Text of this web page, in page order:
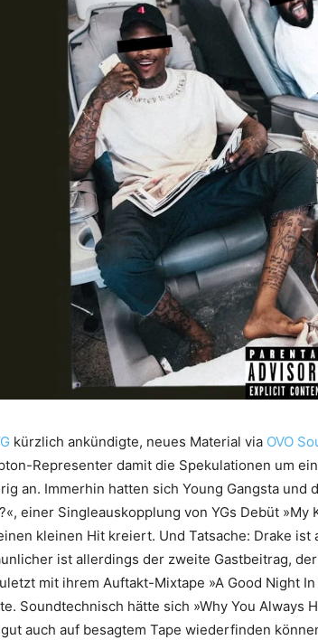
kürzlich ankündigte, neues Material via OVO
Representer damit die Spekulationen um
an. Immerhin hatten sich Young Gangsta und
einer Singleauskopplung von YGs Debüt
kleinen Hit kreiert. Und Tatsache: Drake ist
ist allerdings der zweite Gastbeitrag,
mit ihrem Auftakt-Mixtape »A Good Night
Soundtechnisch hätte sich »Why You Always
auch auf besagtem Tape wiederfinden